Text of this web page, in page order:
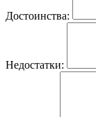
Достоинства:
Недостатки: